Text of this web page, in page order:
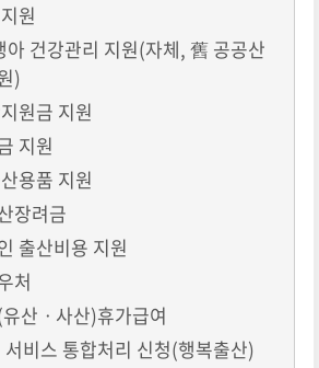
원
아 건강관리 지원(자체, 舊 공공산
)
원금 지원
지원
용품 지원
장려금
출산비용 지원
처
산ㆍ사산)휴가급여
서비스 통합처리 신청(행복출산)